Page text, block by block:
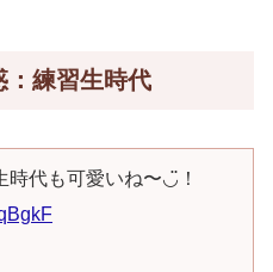
：練習生時代
時代も可愛いね〜◡̈！